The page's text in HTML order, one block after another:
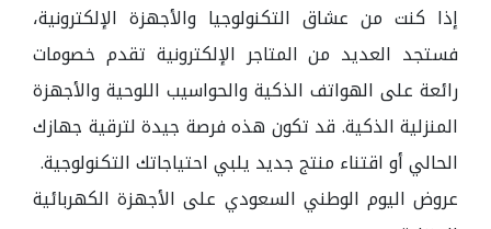
إذا كنت من عشاق التكنولوجيا والأجهزة الإلكترونية،
فستجد العديد من المتاجر الإلكترونية تقدم خصومات
رائعة على الهواتف الذكية والحواسيب اللوحية والأجهزة
المنزلية الذكية. قد تكون هذه فرصة جيدة لترقية جهازك
الحالي أو اقتناء منتج جديد يلبي احتياجاتك التكنولوجية.
عروض اليوم الوطني السعودي على الأجهزة الكهربائية